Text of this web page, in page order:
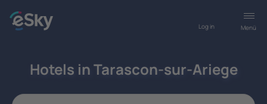
Menü
Log in
Hotels in Tarascon-sur-Ariege